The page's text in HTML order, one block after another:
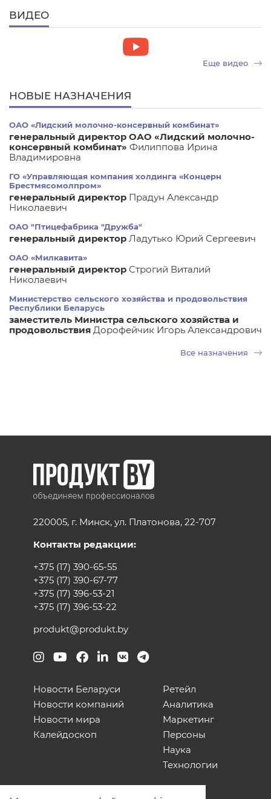
ВИДЕО
Еще видео
НОВЫЕ НАЗНАЧЕНИЯ
ОАО «Лидский молочно-консервный комбинат»
генеральный директор ОАО «Лидский молочно-
консервный комбинат» Филиппова Ирина
Владимировна
ГО «Управляющая компания холдинга «Концерн
Брестмясомолпром»
генеральный директор Прадун Александр
Николаевич
ОАО "Птицефабрика "Дружба"
генеральный директор Ладутько Юрий Сергеевич
ОАО «Милкавита»
генеральный директор Строгий Виталий
Николаевич
Министерство сельского хозяйства и продовольствия
Республики Беларусь
заместитель Министра сельского хозяйства и
продовольствия Дорофейчик Игорь Александрович
Все назначения
220005, г. Минск, ул. Платонова, 22-707
Контакты редакции:
+375 (17) 390-65-55
+375 (17) 390-67-77
+375 (17) 396-53-21
+375 (17) 396-53-22
produkt@produkt.by
Новости Беларуси
Новости компаний
Новости мира
Калейдоскоп
Ретейл
Аналитика
Маркетинг
Персоны
Наука
Технологии